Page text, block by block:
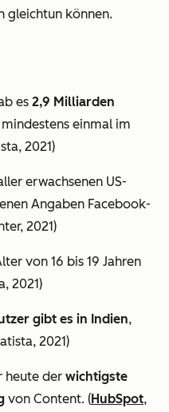
gleichtun können.
es 2,9 Milliarden
einmal im
2021)
erwachsenen US-
Angaben Facebook-
2021)
von 16 bis 19 Jahren
2021)
gibt es in Indien,
2021)
heute der wichtigste
von Content. (HubSpot,